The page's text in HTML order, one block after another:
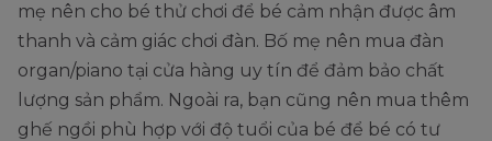
mẹ nên cho bé thử chơi để bé cảm nhận được âm
thanh và cảm giác chơi đàn. Bố mẹ nên mua đàn
organ/piano tại cửa hàng uy tín để đảm bảo chất
lượng sản phẩm. Ngoài ra, bạn cũng nên mua thêm
ghế ngồi phù hợp với độ tuổi của bé để bé có tư